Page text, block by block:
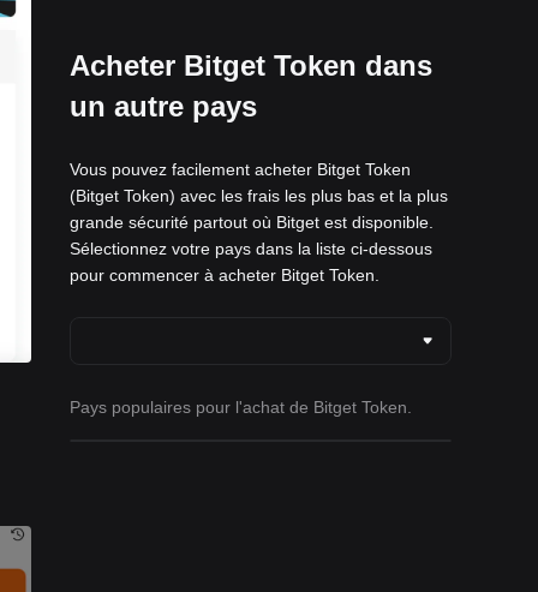
Acheter Bitget Token dans
un autre pays
Vous pouvez facilement acheter Bitget Token
(Bitget Token) avec les frais les plus bas et la plus
grande sécurité partout où Bitget est disponible.
Sélectionnez votre pays dans la liste ci-dessous
pour commencer à acheter Bitget Token.
Pays populaires pour l'achat de Bitget Token.